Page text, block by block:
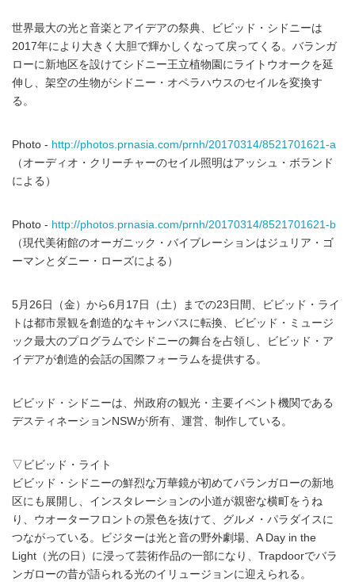
世界最大の光と音楽とアイデアの祭典、ビビッド・シドニーは
2017年により大きく大胆で輝かしくなって戻ってくる。バランガ
ローに新地区を設けてシドニー王立植物園にライトウオークを延
伸し、架空の生物がシドニー・オペラハウスのセイルを変換す
る。
Photo - http://photos.prnasia.com/prnh/20170314/8521701621-a
（オーディオ・クリーチャーのセイル照明はアッシュ・ボランド
による）
Photo - http://photos.prnasia.com/prnh/20170314/8521701621-b
（現代美術館のオーガニック・バイブレーションはジュリア・ゴ
ーマンとダニー・ローズによる）
5月26日（金）から6月17日（土）までの23日間、ビビッド・ライ
トは都市景観を創造的なキャンバスに転換、ビビッド・ミュージ
ック最大のプログラムでシドニーの舞台を占領し、ビビッド・ア
イデアが創造的会話の国際フォーラムを提供する。
ビビッド・シドニーは、州政府の観光・主要イベント機関である
デスティネーションNSWが所有、運営、制作している。
▽ビビッド・ライト
ビビッド・シドニーの鮮烈な万華鏡が初めてバランガローの新地
区にも展開し、インスタレーションの小道が親密な横町をうね
り、ウオーターフロントの景色を抜けて、グルメ・パラダイスに
つながっている。ビジターは光と音の野外劇場、A Day in the
Light（光の日）に浸って芸術作品の一部になり、Trapdoorでバラ
ンガローの昔が語られる光のイリュージョンに迎えられる。